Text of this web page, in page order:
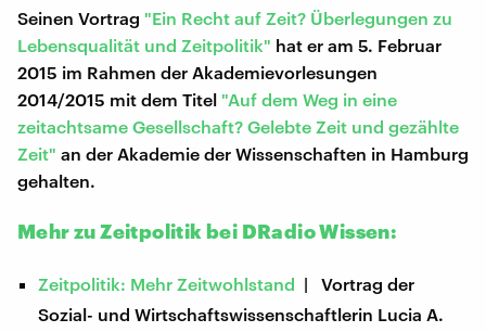
Seinen Vortrag "Ein Recht auf Zeit? Überlegungen zu
Lebensqualität und Zeitpolitik" hat er am 5. Februar
2015 im Rahmen der Akademievorlesungen
2014/2015 mit dem Titel "Auf dem Weg in eine
zeitachtsame Gesellschaft? Gelebte Zeit und gezählte
Zeit" an der Akademie der Wissenschaften in Hamburg
gehalten.
Mehr zu Zeitpolitik bei DRadio Wissen:
Zeitpolitik: Mehr Zeitwohlstand | Vortrag der
Sozial- und Wirtschaftswissenschaftlerin Lucia A.